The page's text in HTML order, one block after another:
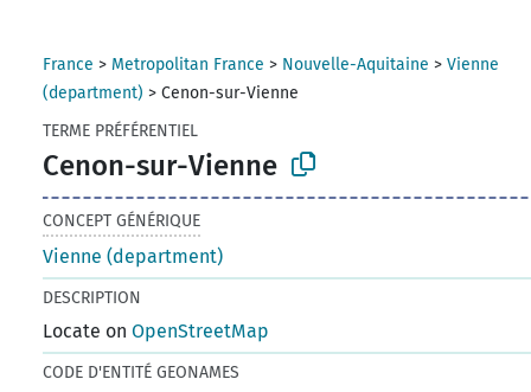
France > Metropolitan France > Nouvelle-Aquitaine >Vienne
(department) >Cenon-sur-Vienne
TERME PRÉFÉRENTIEL
Cenon-sur-Vienne
CONCEPT GÉNÉRIQUE
Vienne (department)
DESCRIPTION
Locate onOpenStreetMap
CODE D'ENTITÉ GEONAMES